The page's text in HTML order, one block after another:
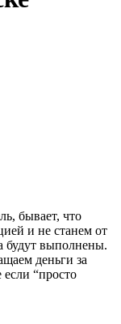
бывает, что
и не станем от
будут выполнены.
деньги за
“просто